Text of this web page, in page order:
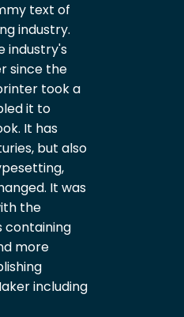
text of
industry.
industry's
since the
took a
it to
It has
but also
It was
the
containing
more
including